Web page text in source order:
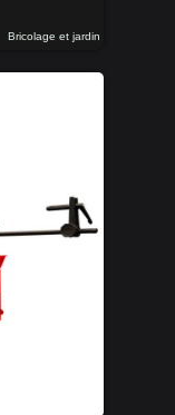
Bricolage et jardin